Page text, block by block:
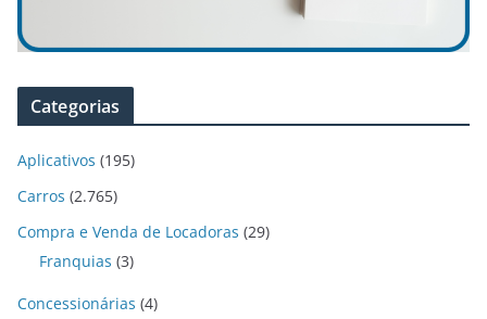
Categorias
Aplicativos (195)
Carros (2.765)
Compra e Venda de Locadoras (29)
Franquias (3)
Concessionárias (4)